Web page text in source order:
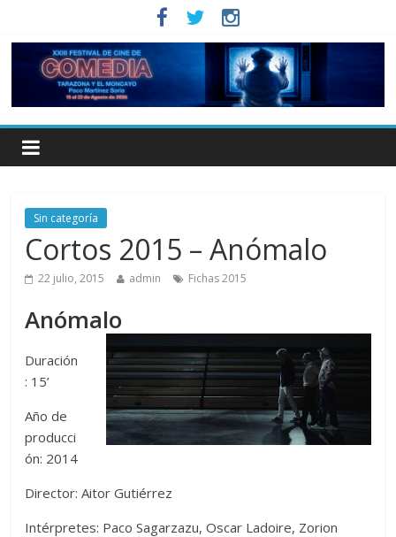
Sin categoría
Cortos 2015 – Anómalo
22 julio, 2015 admin Fichas 2015
Anómalo
Duración
: 15’
Año de
producci
ón: 2014
Director: Aitor Gutiérrez
Intérpretes: Paco Sagarzazu, Oscar Ladoire, Zorion